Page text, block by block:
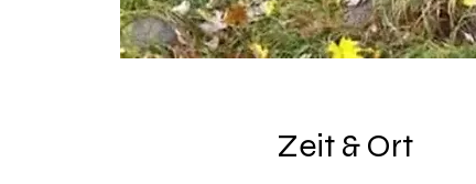
Zeit & Ort